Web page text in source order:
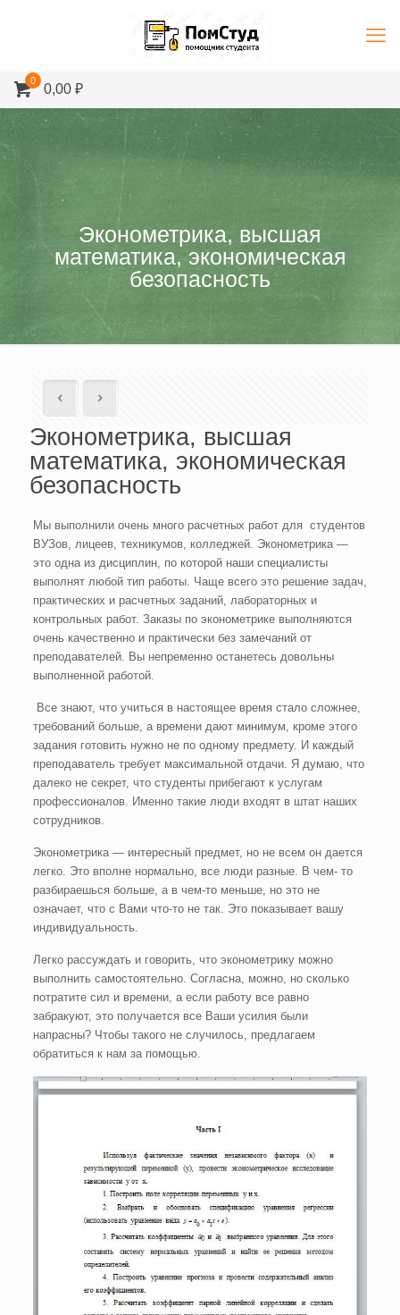
0
0,00 ₽
Эконометрика, высшая
математика, экономическая
безопасность
Эконометрика, высшая
математика, экономическая
безопасность
Мы выполнили очень много расчетных работ для студентов
ВУЗов, лицеев, техникумов, колледжей. Эконометрика —
это одна из дисциплин, по которой наши специалисты
выполнят любой тип работы. Чаще всего это решение задач,
практических и расчетных заданий, лабораторных и
контрольных работ. Заказы по эконометрике выполняются
очень качественно и практически без замечаний от
преподавателей. Вы непременно останетесь довольны
выполненной работой.
Все знают, что учиться в настоящее время стало сложнее,
требований больше, а времени дают минимум, кроме этого
задания готовить нужно не по одному предмету. И каждый
преподаватель требует максимальной отдачи. Я думаю, что
далеко не секрет, что студенты прибегают к услугам
профессионалов. Именно такие люди входят в штат наших
сотрудников.
Эконометрика — интересный предмет, но не всем он дается
легко. Это вполне нормально, все люди разные. В чем- то
разбираешься больше, а в чем-то меньше, но это не
означает, что с Вами что-то не так. Это показывает вашу
индивидуальность.
Легко рассуждать и говорить, что эконометрику можно
выполнить самостоятельно. Согласна, можно, но сколько
потратите сил и времени, а если работу все равно
забракуют, это получается все Ваши усилия были
напрасны? Чтобы такого не случилось, предлагаем
обратиться к нам за помощью.